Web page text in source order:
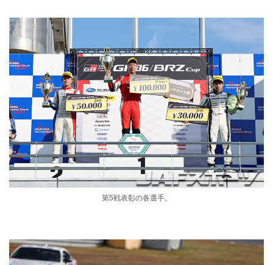
第5戦表彰の各選手。